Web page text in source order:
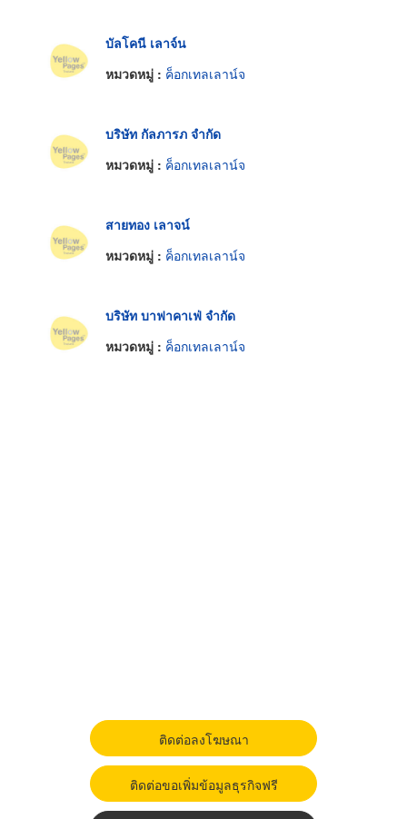
บัลโคนี เลาจ์น
หมวดหมู่ : ค็อกเทลเลาน์จ
บริษัท กัลภารภ จำกัด
หมวดหมู่ : ค็อกเทลเลาน์จ
สายทอง เลาจน์
หมวดหมู่ : ค็อกเทลเลาน์จ
บริษัท บาฟาคาเฟ่ จำกัด
หมวดหมู่ : ค็อกเทลเลาน์จ
ติดต่อลงโฆษณา
ติดต่อขอเพิ่มข้อมูลธุรกิจฟรี